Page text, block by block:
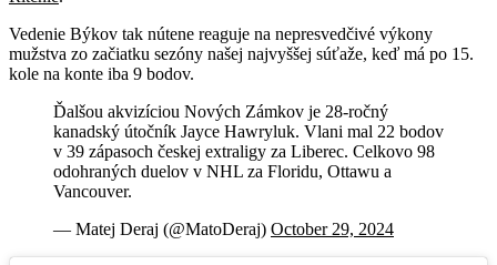
Vedenie Býkov tak nútene reaguje na nepresvedčivé výkony
mužstva zo začiatku sezóny našej najvyššej súťaže, keď má po 15.
kole na konte iba 9 bodov.
Ďalšou akvizíciou Nových Zámkov je 28-ročný
kanadský útočník Jayce Hawryluk. Vlani mal 22 bodov
v 39 zápasoch českej extraligy za Liberec. Celkovo 98
odohraných duelov v NHL za Floridu, Ottawu a
Vancouver.
— Matej Deraj (@MatoDeraj) October 29, 2024